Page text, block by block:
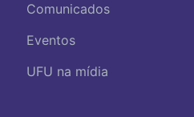
Comunicados
Eventos
UFU na mídia